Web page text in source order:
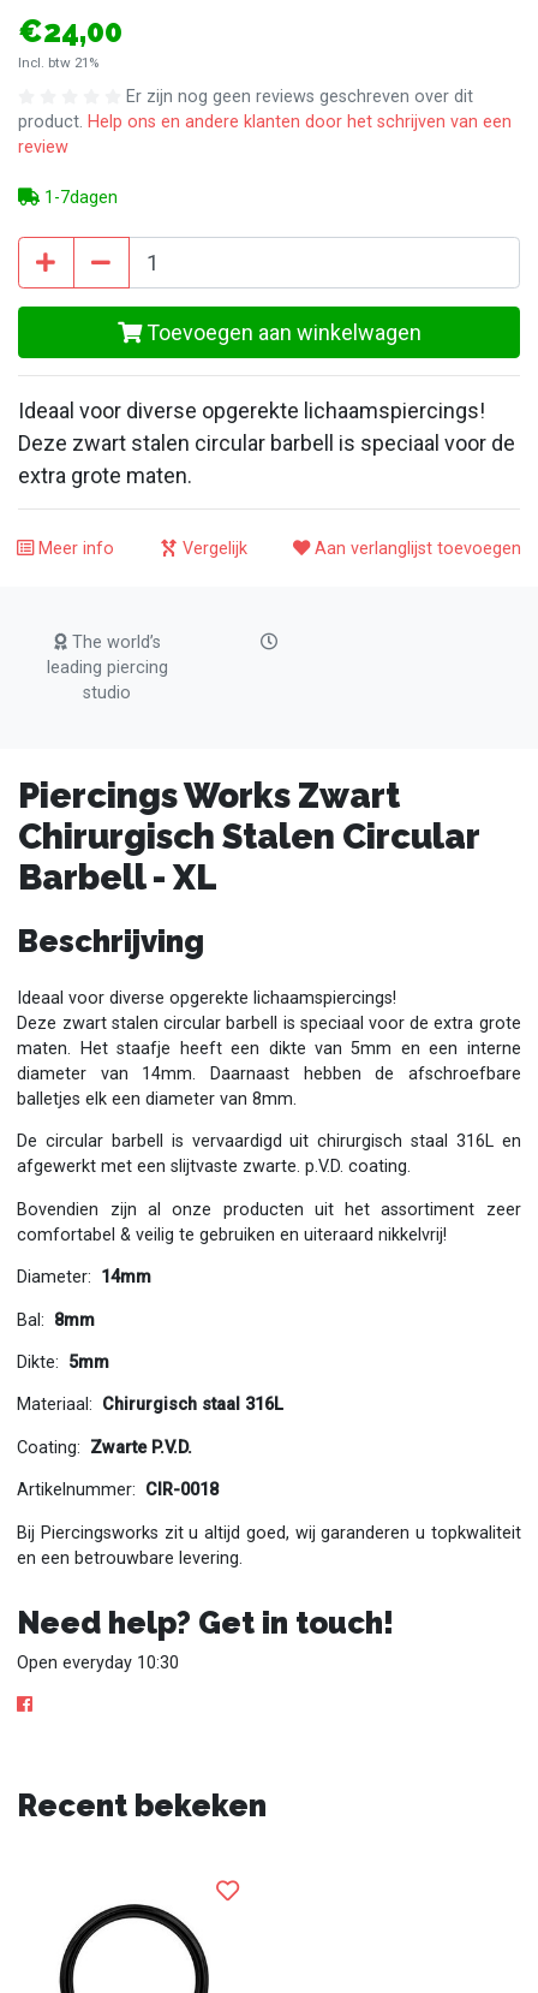
€24,00
Incl. btw 21%
Er zijn nog geen reviews geschreven over dit
product. Help ons en andere klanten door het schrijven van een
review
1-7dagen
Toevoegen aan winkelwagen
Ideaal voor diverse opgerekte lichaamspiercings!
Deze zwart stalen circular barbell is speciaal voor de
extra grote maten.
Meer info Vergelijk Aan verlanglijst toevoegen
The world’s
leading piercing
studio
Piercings Works Zwart
Chirurgisch Stalen Circular
Barbell - XL
Beschrijving
Ideaal voor diverse opgerekte lichaamspiercings!
Deze zwart stalen circular barbell is speciaal voor de extra grote
maten. Het staafje heeft een dikte van 5mm en een interne
diameter van 14mm. Daarnaast hebben de afschroefbare
balletjes elk een diameter van 8mm.
De circular barbell is vervaardigd uit chirurgisch staal 316L en
afgewerkt met een slijtvaste zwarte. p.V.D. coating.
Bovendien zijn al onze producten uit het assortiment zeer
comfortabel & veilig te gebruiken en uiteraard nikkelvrij!
Diameter: 14mm
Bal: 8mm
Dikte: 5mm
Materiaal: Chirurgisch staal 316L
Coating: Zwarte P.V.D.
Artikelnummer: CIR-0018
Bij Piercingsworks zit u altijd goed, wij garanderen u topkwaliteit
en een betrouwbare levering.
Need help? Get in touch!
Open everyday 10:30
Recent bekeken